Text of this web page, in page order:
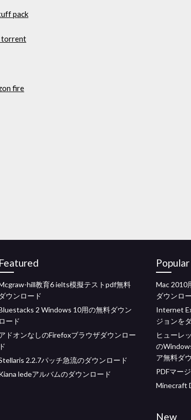
pack
torrent
fire
Featured
hill教育6 ielts模擬テストpdf無料
ダウンロード
2 Windows 10用の無料ダウン
ロード
ドオンなしのFirefoxブラウザダウンロー
ド
2.2.7パッチ急流のダウンロード
ledeアルバムのダウンロード
Mac 2010
ダウンロ
Internet
ジョンを
ヒューレ
の
ア無料ダ
PDFマー
Minecraft
New